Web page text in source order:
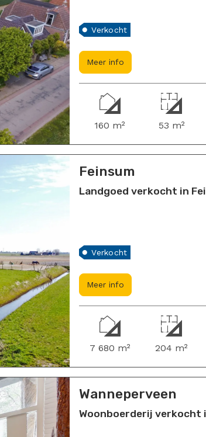
Verkocht
Meer info
160 m² 53 m²
Feinsum
Landgoed verkocht in
Verkocht
Meer info
7 680 m² 204 m²
Wanneperveen
Woonboerderij verkocht